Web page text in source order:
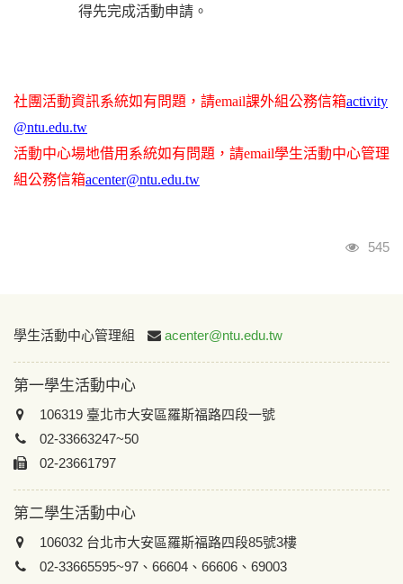
得先完成活動申請。
社團活動資訊系統如有問題，請email課外組公務信箱activity
@ntu.edu.tw
活動中心場地借用系統如有問題，請email學生活動中心管理
組公務信箱acenter@ntu.edu.tw
瀏覽
545
:::
學生活動中心管理組 acenter@ntu.edu.tw
第一學生活動中心
106319 臺北市大安區羅斯福路四段一號
02-33663247~50
02-23661797
第二學生活動中心
106032 台北市大安區羅斯福路四段85號3樓
02-33665595~97、66604、66606、69003